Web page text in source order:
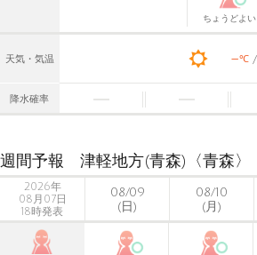
ちょうどよい
天気・気温 -℃
降水確率
週間予報 津軽地方(青森)〈青森〉
2026年
08月07日
18時発表
08/09
(日)
08/10
(月)